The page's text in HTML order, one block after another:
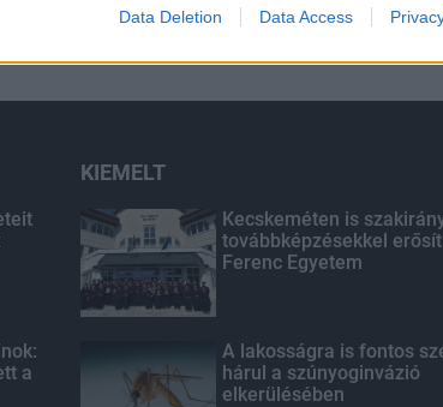
functionality and fraud prevention, and other
Data Deletion Data Access
a
KIEMELT
Kecskeméten is
továbbképzésekkel
Ferenc Egyetem
A lakosságra is fontos
hárul a szúnyoginvázió
elkerülésében